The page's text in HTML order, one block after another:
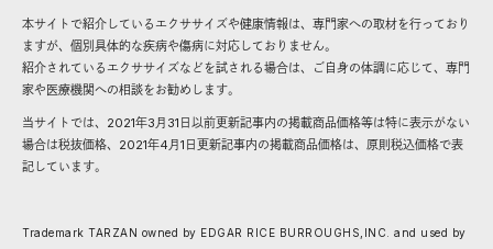
本サイトで紹介しているエクササイズや健康情報は、専門家への取材を行っており
ますが、個別具体的な疾病や傷病に対応しておりません。
紹介されているエクササイズなどを試される場合は、ご自身の体調に応じて、専門
家や医療機関への相談をお勧めします。
当サイトでは、2021年3月31日以前更新記事内の掲載商品価格等は特に表示がない
場合は税抜価格、2021年4月1日更新記事内の掲載商品価格は、原則税込価格で表
記しています。
Trademark TARZAN owned by EDGAR RICE BURROUGHS,INC. and used by